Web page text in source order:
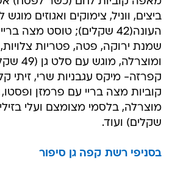
ביצים, ווניל, צימוקים ואגוזים
העונה(42 שקלים); טוסט מצה
שמנת ירוקה, פטה, פטריות
ומוצרלה,
קפרזה- מיקס עגבניות שרי, זיתי
קוביות מצה בריי עם פרמזן ופסטו,
שקלים) ועוד.
בסניפי רשת קפה גן סיפור